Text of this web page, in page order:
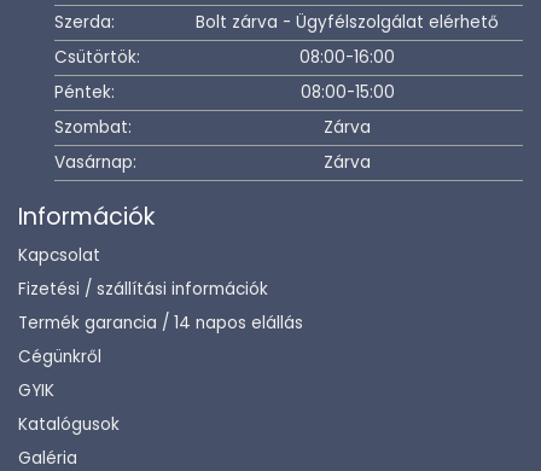
Szerda:
Bolt zárva - Ügyfélszolgálat elérhető
Csütörtök:
08:00-16:00
Péntek:
08:00-15:00
Szombat:
Zárva
Vasárnap:
Zárva
Információk
Kapcsolat
Fizetési / szállítási információk
Termék garancia / 14 napos elállás
Cégünkről
GYIK
Katalógusok
Galéria